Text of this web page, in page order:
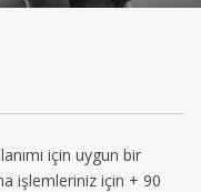
için uygun bir
işlemleriniz için + 90